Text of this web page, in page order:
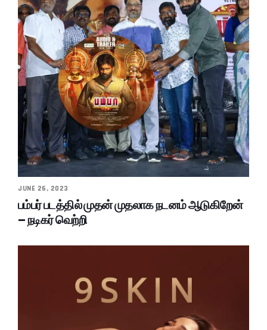
JUNE 26, 2023
பம்பர் படத்தில் முதன் முதலாக நடனம் ஆடுகிறேன்
– நடிகர் வெற்றி